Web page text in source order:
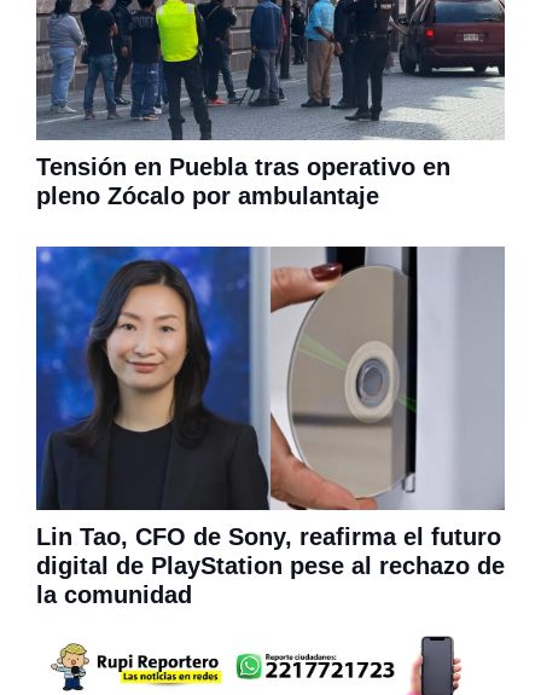
Tensión en Puebla tras operativo en
pleno Zócalo por ambulantaje
Lin Tao, CFO de Sony, reafirma el futuro
digital de PlayStation pese al rechazo de
la comunidad